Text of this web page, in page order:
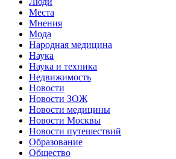
Места
Мнения
Мода
Народная медицина
Наука
Наука и техника
Недвижимость
Новости
Новости ЗОЖ
Новости медицины
Новости Москвы
Новости путешествий
Образование
Общество